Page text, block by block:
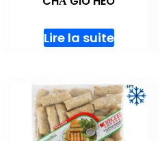
Lire la suite